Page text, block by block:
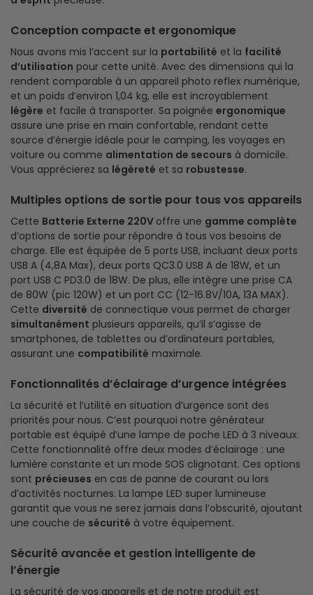
Conception compacte et ergonomique
Nous avons mis l’accent sur la portabilité et la facilité
d’utilisation pour cette unité. Avec des dimensions qui la
rendent comparable à un appareil photo reflex numérique,
et un poids d’environ 1,04 kg, elle est incroyablement
légère et facile à transporter. Sa poignée ergonomique
assure une prise en main confortable, rendant cette
source d’énergie idéale pour le camping, les voyages en
voiture ou comme alimentation de secours à domicile.
Vous apprécierez sa légèreté et sa robustesse.
Multiples options de sortie pour tous vos appareils
Cette Batterie Externe 220V offre une gamme complète
d’options de sortie pour répondre à tous vos besoins de
charge. Elle est équipée de 5 ports USB, incluant deux ports
USB A (4,8A Max), deux ports QC3.0 USB A de 18W, et un
port USB C PD3.0 de 18W. De plus, elle intègre une prise CA
de 80W (pic 120W) et un port CC (12-16.8V/10A, 13A MAX).
Cette diversité de connectique vous permet de charger
simultanément plusieurs appareils, qu’il s’agisse de
smartphones, de tablettes ou d’ordinateurs portables,
assurant une compatibilité maximale.
Fonctionnalités d’éclairage d’urgence intégrées
La sécurité et l’utilité en situation d’urgence sont des
priorités pour nous. C’est pourquoi notre générateur
portable est équipé d’une lampe de poche LED à 3 niveaux.
Cette fonctionnalité offre deux modes d’éclairage : une
lumière constante et un mode SOS clignotant. Ces options
sont précieuses en cas de panne de courant ou lors
d’activités nocturnes. La lampe LED super lumineuse
garantit que vous ne serez jamais dans l’obscurité, ajoutant
une couche de sécurité à votre équipement.
Sécurité avancée et gestion intelligente de
l’énergie
La sécurité de vos appareils et de notre produit est